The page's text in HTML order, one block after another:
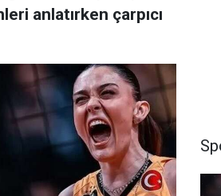
anlatırken çarpıcı